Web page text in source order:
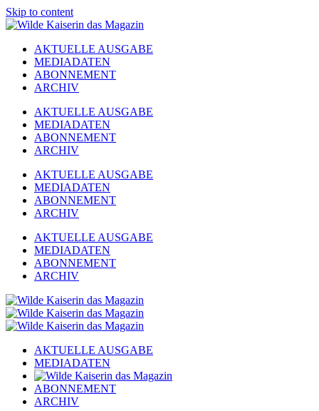
Skip to content
AKTUELLE AUSGABE
MEDIADATEN
ABONNEMENT
ARCHIV
AKTUELLE AUSGABE
MEDIADATEN
ABONNEMENT
ARCHIV
AKTUELLE AUSGABE
MEDIADATEN
ABONNEMENT
ARCHIV
AKTUELLE AUSGABE
MEDIADATEN
ABONNEMENT
ARCHIV
AKTUELLE AUSGABE
MEDIADATEN
ABONNEMENT
ARCHIV